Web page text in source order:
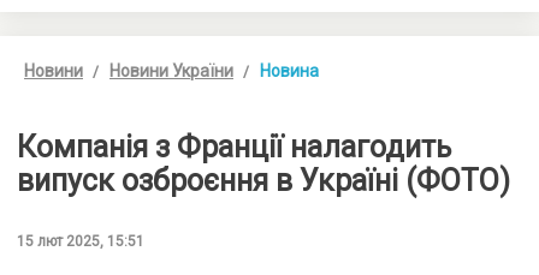
Новини Новини України Новина
Компанія з Франції налагодить
випуск озброєння в Україні (ФОТО)
15 лют 2025, 15:51